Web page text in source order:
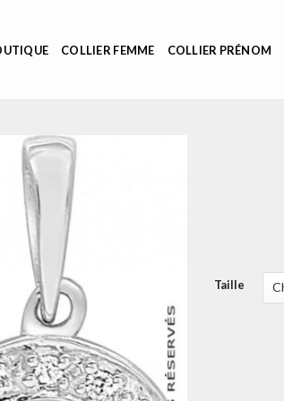
COLLIER FEMME COLLIER PRÉNOM
Taille